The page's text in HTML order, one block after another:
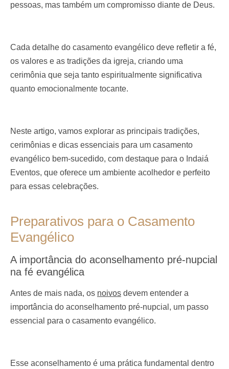
pessoas, mas também um compromisso diante de Deus.
Cada detalhe do casamento evangélico deve refletir a fé,
os valores e as tradições da igreja, criando uma
cerimônia que seja tanto espiritualmente significativa
quanto emocionalmente tocante.
Neste artigo, vamos explorar as principais tradições,
cerimônias e dicas essenciais para um casamento
evangélico bem-sucedido, com destaque para o Indaiá
Eventos, que oferece um ambiente acolhedor e perfeito
para essas celebrações.
Preparativos para o Casamento
Evangélico
A importância do aconselhamento pré-nupcial
na fé evangélica
Antes de mais nada, os noivos devem entender a
importância do aconselhamento pré-nupcial, um passo
essencial para o casamento evangélico.
Esse aconselhamento é uma prática fundamental dentro